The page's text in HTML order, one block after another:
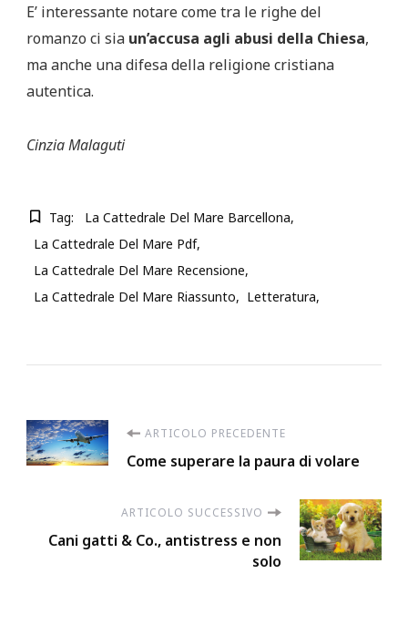
E’ interessante notare come tra le righe del
romanzo ci sia un’accusa agli abusi della Chiesa,
ma anche una difesa della religione cristiana
autentica.
Cinzia Malaguti
Tag:
La Cattedrale Del Mare Barcellona
La Cattedrale Del Mare Pdf
La Cattedrale Del Mare Recensione
La Cattedrale Del Mare Riassunto
Letteratura
Navigazione
ARTICOLO PRECEDENTE
Come superare la paura di volare
ARTICOLO SUCCESSIVO
Cani gatti & Co., antistress e non
solo